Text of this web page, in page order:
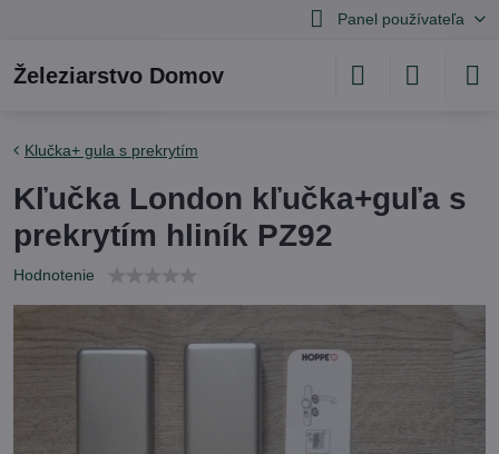
Panel používateľa
Železiarstvo Domov
Klučka+ gula s prekrytím
Kľučka London kľučka+guľa s
prekrytím hliník PZ92
Hodnotenie